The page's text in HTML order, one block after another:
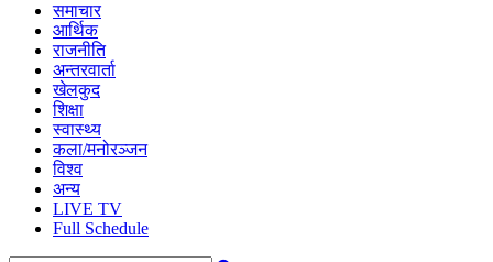
समाचार
आर्थिक
राजनीति
अन्तरवार्ता
खेलकुद
शिक्षा
स्वास्थ्य
कला/मनोरञ्जन
विश्व
अन्य
LIVE TV
Full Schedule